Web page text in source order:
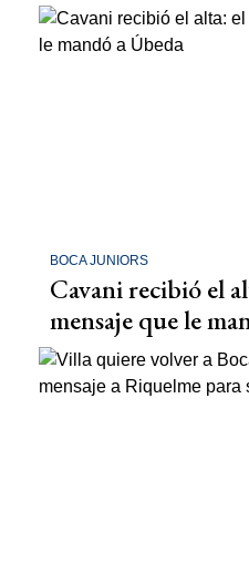
BOCA JUNIORS
Cavani recibió el
mensaje que le